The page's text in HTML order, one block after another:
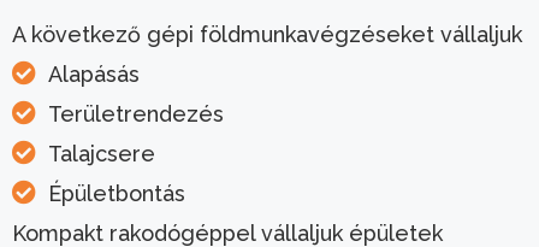
A következő gépi földmunkavégzéseket vállaljuk
Alapásás
Területrendezés
Talajcsere
Épületbontás
Kompakt rakodógéppel vállaljuk épületek